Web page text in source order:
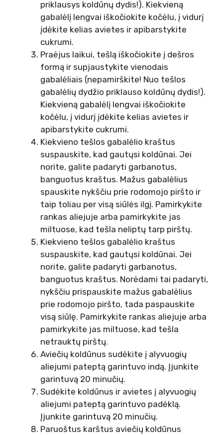
priklausys koldūnų dydis!). Kiekvieną
gabalėlį lengvai iškočiokite kočėlu, į vidurį
įdėkite kelias avietes ir apibarstykite
cukrumi.
Praėjus laikui, tešlą iškočiokite į dešros
formą ir supjaustykite vienodais
gabalėliais (nepamirškite! Nuo tešlos
gabalėlių dydžio priklauso koldūnų dydis!).
Kiekvieną gabalėlį lengvai iškočiokite
kočėlu, į vidurį įdėkite kelias avietes ir
apibarstykite cukrumi.
Kiekvieno tešlos gabalėlio kraštus
suspauskite, kad gautųsi koldūnai. Jei
norite, galite padaryti garbanotus,
banguotus kraštus. Mažus gabalėlius
spauskite nykščiu prie rodomojo piršto ir
taip toliau per visą siūlės ilgį. Pamirkykite
rankas aliejuje arba pamirkykite jas
miltuose, kad tešla neliptų tarp pirštų.
Kiekvieno tešlos gabalėlio kraštus
suspauskite, kad gautųsi koldūnai. Jei
norite, galite padaryti garbanotus,
banguotus kraštus. Norėdami tai padaryti,
nykščiu prispauskite mažus gabalėlius
prie rodomojo piršto, tada paspauskite
visą siūlę. Pamirkykite rankas aliejuje arba
pamirkykite jas miltuose, kad tešla
netrauktų pirštų.
Aviečių koldūnus sudėkite į alyvuogių
aliejumi pateptą garintuvo indą. Įjunkite
garintuvą 20 minučių.
Sudėkite koldūnus ir avietes į alyvuogių
aliejumi pateptą garintuvo padėklą.
Įjunkite garintuvą 20 minučių.
Paruoštus karštus aviečių koldūnus